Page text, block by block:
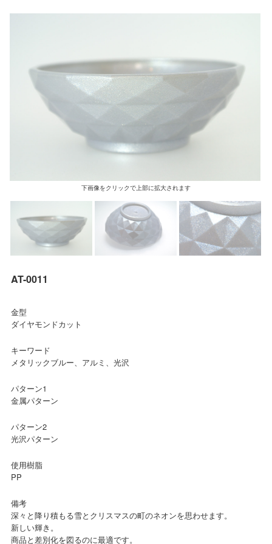
下画像をクリックで上部に拡大されます
AT-0011
金型
ダイヤモンドカット
キーワード
メタリックブルー、アルミ、光沢
パターン1
金属パターン
パターン2
光沢パターン
使用樹脂
PP
備考
深々と降り積もる雪とクリスマスの町のネオンを思わせます。
新しい輝き。
商品と差別化を図るのに最適です。